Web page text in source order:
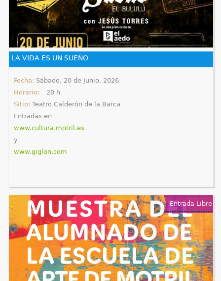
LA VIDA ES UN SUEÑO
Fecha: Sábado, 20 de Junio, 2026
Horario:
20 h
Sitio: Teatro Calderón de la Barca
Entradas en
www.cultura.motril.es
y
www.giglon.com
Entrada Libre